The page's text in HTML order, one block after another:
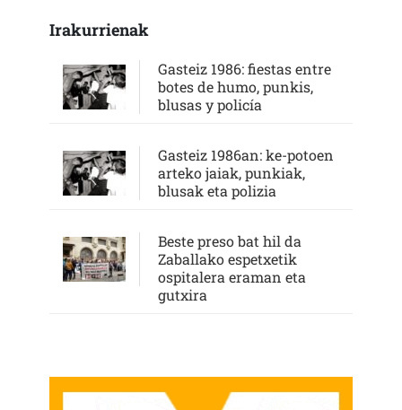
Irakurrienak
Gasteiz 1986: fiestas entre
botes de humo, punkis,
blusas y policía
Gasteiz 1986an: ke-potoen
arteko jaiak, punkiak,
blusak eta polizia
Beste preso bat hil da
Zaballako espetxetik
ospitalera eraman eta
gutxira